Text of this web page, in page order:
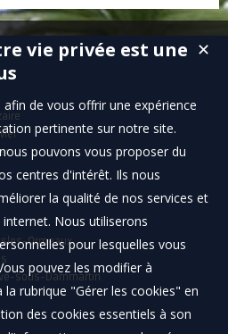
Ormeaux
sous-Dammartin
✕
vie privée est une
de vous offrir une expérience
pertinente sur notre site.
pouvons vous proposer du
centres d'intérêt. Ils nous
la qualité de nos services et
Nous utiliserons
pour lesquelles vous
pouvez les modifier à
rubrique "Gérer les cookies" en
des cookies essentiels à son